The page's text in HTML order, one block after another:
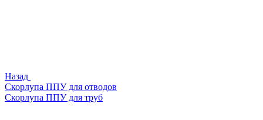
Назад
Скорлупа ППУ для отводов
Скорлупа ППУ для труб